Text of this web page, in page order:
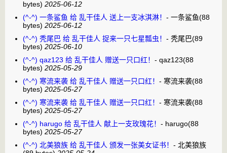
bytes) 2025-06-12
(^-^) 一条鲨鱼 给 乱干佳人 送上一支冰淇淋！ - 一条鲨鱼(88
bytes) 2025-06-12
(^-^) 秃尾巴 给 乱干佳人 捉来一只七星瓢虫！ - 秃尾巴(89
bytes) 2025-06-10
(^-^) qaz123 给 乱干佳人 赠送一只口红！ - qaz123(88
bytes) 2025-05-29
(^-^) 寒流来袭 给 乱干佳人 赠送一只口红！ - 寒流来袭(88
bytes) 2025-05-27
(^-^) 寒流来袭 给 乱干佳人 赠送一只口红！ - 寒流来袭(88
bytes) 2025-05-27
(^-^) harugo 给 乱干佳人 献上一支玫瑰花！ - harugo(88
bytes) 2025-05-27
(^-^) 北美狼族 给 乱干佳人 颁发一张美女证书！ - 北美狼族